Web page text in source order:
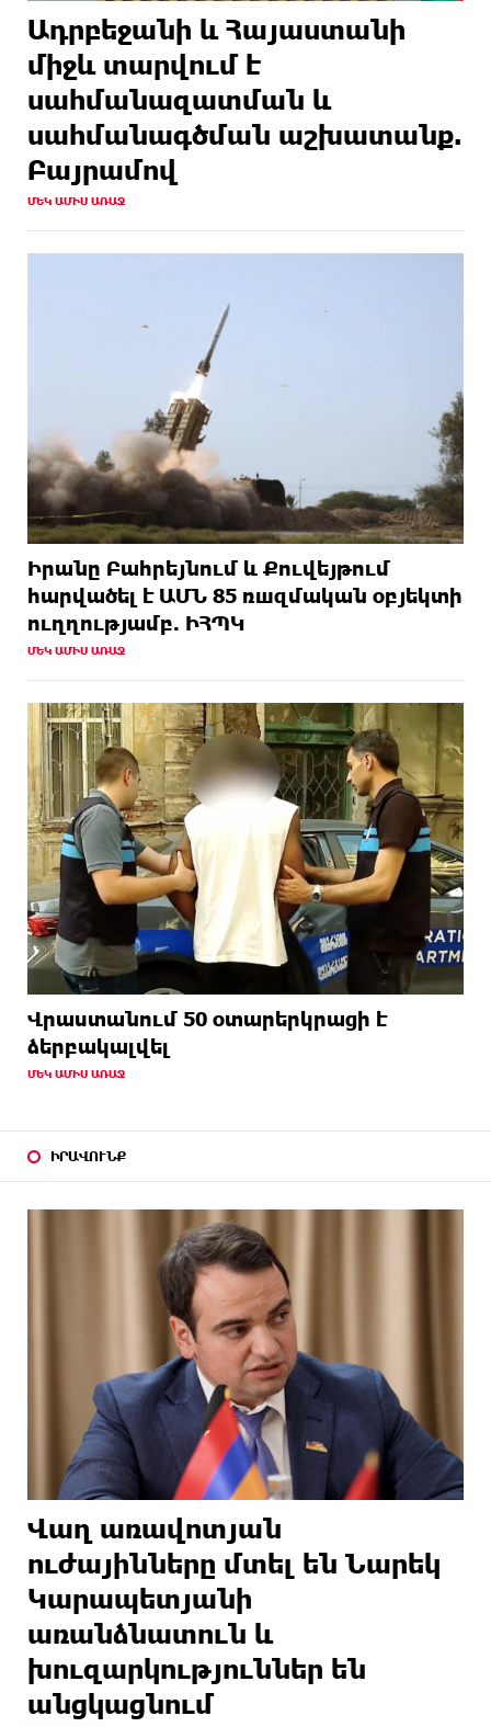
Ադրբեջանի և Հայաստանի
միջև տարվում է
սահմանազատման և
սահմանագծման աշխատանք.
Բայրամով
ՄԵԿ ԱՄԻՍ ԱՌԱՋ
Իրանը Բահրեյնում և Քուվեյթում
hարվածել է ԱՄՆ 85 ռшզմական օբյեկտի
ուղղությամբ. ԻՀՊԿ
ՄԵԿ ԱՄԻՍ ԱՌԱՋ
Վրաստանում 50 օտարերկրացի է
ձերբակալվել
ՄԵԿ ԱՄԻՍ ԱՌԱՋ
ԻՐԱՎՈՒՆՔ
Վաղ առավոտյան
ուժայինները մտել են Նարեկ
Կարապետյանի
առանձնատուն և
խուզարկություններ են
անցկացնում